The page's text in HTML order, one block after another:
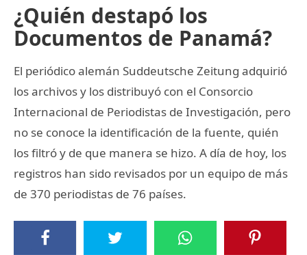
¿Quién destapó los
Documentos de Panamá?
El periódico alemán Suddeutsche Zeitung adquirió
los archivos y los distribuyó con el Consorcio
Internacional de Periodistas de Investigación, pero
no se conoce la identificación de la fuente, quién
los filtró y de que manera se hizo. A día de hoy, los
registros han sido revisados por un equipo de más
de 370 periodistas de 76 países.